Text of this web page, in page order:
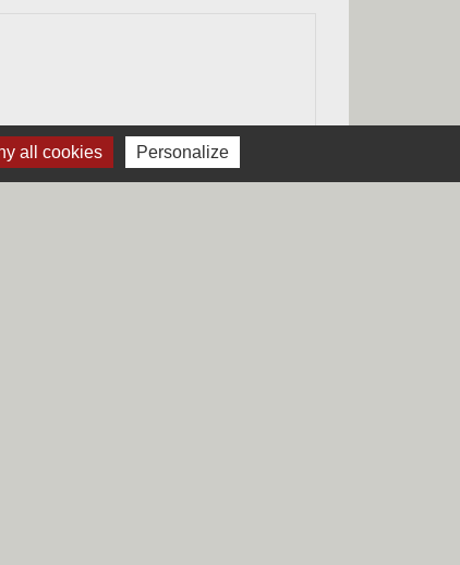
Signaler une erreur sur cette page
all cookies Personalize